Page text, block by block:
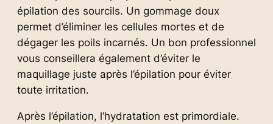
épilation des sourcils. Un gommage doux
permet d’éliminer les cellules mortes et de
dégager les poils incarnés. Un bon professionnel
vous conseillera également d’éviter le
maquillage juste après l’épilation pour éviter
toute irritation.
Après l’épilation, l’hydratation est primordiale.